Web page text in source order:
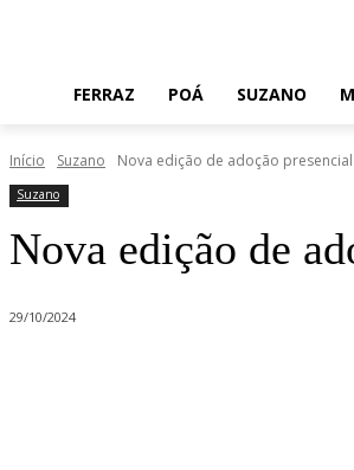
FERRAZ POÁ SUZANO
Início Suzano Nova edição de adoção
Suzano
Nova edição de
29/10/2024